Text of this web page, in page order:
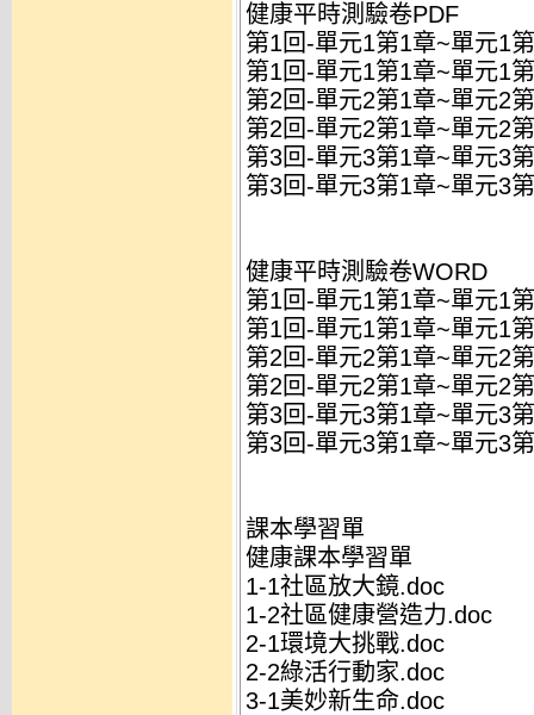
健康平時測驗卷PDF
第1回-單元1第1章~單元1
第1回-單元1第1章~單元1
第2回-單元2第1章~單元2
第2回-單元2第1章~單元2
第3回-單元3第1章~單元3
第3回-單元3第1章~單元3
健康平時測驗卷WORD
第1回-單元1第1章~單元1
第1回-單元1第1章~單元1
第2回-單元2第1章~單元2
第2回-單元2第1章~單元2
第3回-單元3第1章~單元3
第3回-單元3第1章~單元3
課本學習單
健康課本學習單
1-1社區放大鏡.doc
1-2社區健康營造力.doc
2-1環境大挑戰.doc
2-2綠活行動家.doc
3-1美妙新生命.doc